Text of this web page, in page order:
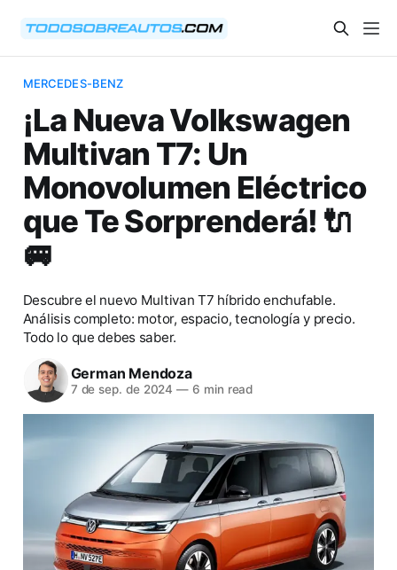
MERCEDES-BENZ
¡La Nueva Volkswagen
Multivan T7: Un
Monovolumen Eléctrico
que Te Sorprenderá! 🔌
🚐
Descubre el nuevo Multivan T7 híbrido enchufable.
Análisis completo: motor, espacio, tecnología y precio.
Todo lo que debes saber.
German Mendoza
7 de sep. de 2024 — 6 min read